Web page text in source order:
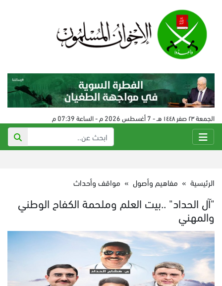
الجمعة ٢٣ صفر ١٤٤٨ هـ - 7 أغسطس 2026 م - الساعة 07:39 م
الرئيسية » مفاهيم وأصول » مواقف وأحداث
"آل الحداد" ..بيت العلم وملحمة الكفاح الوطني
والمهني